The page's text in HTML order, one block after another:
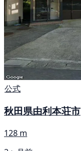
公式
秋田県由利本荘市
128 m